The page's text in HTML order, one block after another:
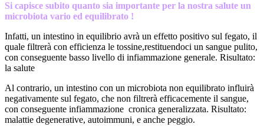
Si capisce subito quanto sia importante per la nostra salute un
microbiota vario ed equilibrato !
Infatti, un intestino in equilibrio avrà un effetto positivo sul fegato, il
quale filtrerà con efficienza le tossine,restituendoci un sangue pulito,
con conseguente basso livello di infiammazione generale. Risultato:
la salute
Al contrario, un intestino con un microbiota non equilibrato influirà
negativamente sul fegato, che non filtrerà efficacemente il sangue,
con conseguente infiammazione cronica generalizzata. Risultato:
malattie degenerative, autoimmuni, e anche peggio.